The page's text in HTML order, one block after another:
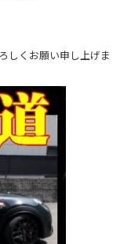
しくお願い申し上げま